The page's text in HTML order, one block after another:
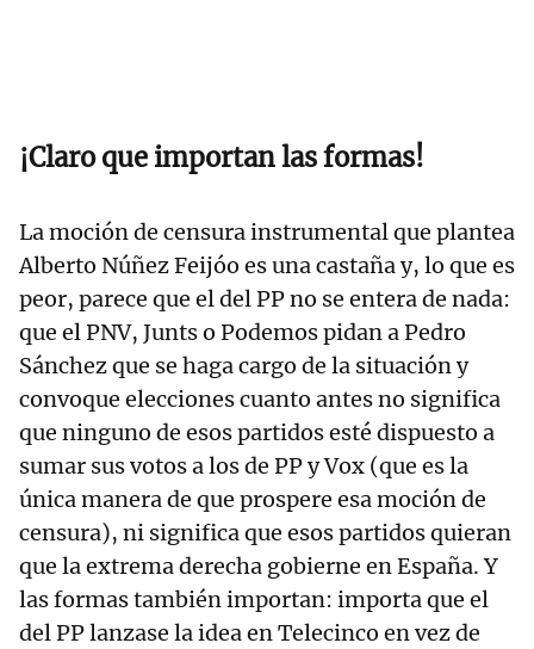
¡Claro que importan las formas!
La moción de censura instrumental que plantea
Alberto Núñez Feijóo es una castaña y, lo que es
peor, parece que el del PP no se entera de nada:
que el PNV, Junts o Podemos pidan a Pedro
Sánchez que se haga cargo de la situación y
convoque elecciones cuanto antes no significa
que ninguno de esos partidos esté dispuesto a
sumar sus votos a los de PP y Vox (que es la
única manera de que prospere esa moción de
censura), ni significa que esos partidos quieran
que la extrema derecha gobierne en España. Y
las formas también importan: importa que el
del PP lanzase la idea en Telecinco en vez de